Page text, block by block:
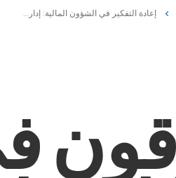
إعادة التفكير في الشؤون المالية: إدارة المعلومات والتشغيل التلقائي الأكثر ذكاءً